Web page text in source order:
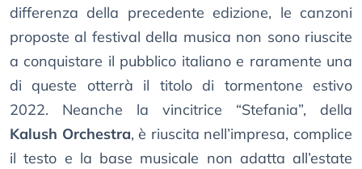
differenza della precedente edizione, le canzoni
proposte al festival della musica non sono riuscite
a conquistare il pubblico italiano e raramente una
di queste otterrà il titolo di tormentone estivo
2022. Neanche la vincitrice “Stefania”, della
Kalush Orchestra, è riuscita nell’impresa, complice
il testo e la base musicale non adatta all’estate